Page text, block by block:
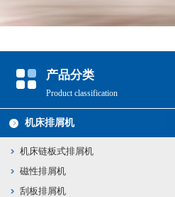
产品分类
Product classification
机床排屑机
机床链板式排屑机
磁性排屑机
刮板排屑机